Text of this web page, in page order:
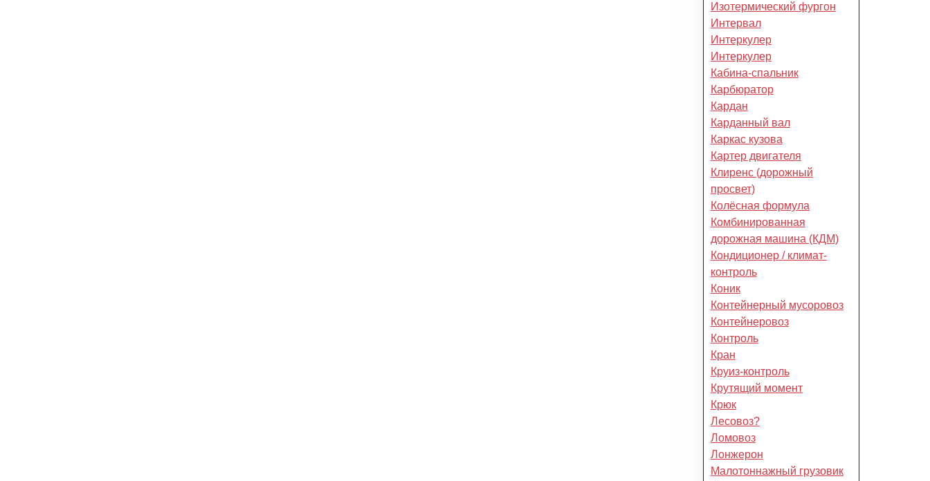
Изотермический фургон
Интервал
Интеркулер
Интеркулер
Кабина-спальник
Карбюратор
Кардан
Карданный вал
Каркас кузова
Картер двигателя
Клиренс (дорожный
просвет)
Колёсная формула
Комбинированная
дорожная машина (КДМ)
Кондиционер / климат-
контроль
Коник
Контейнерный мусоровоз
Контейнеровоз
Контроль
Кран
Круиз-контроль
Крутящий момент
Крюк
Лесовоз?
Ломовоз
Лонжерон
Малотоннажный грузовик